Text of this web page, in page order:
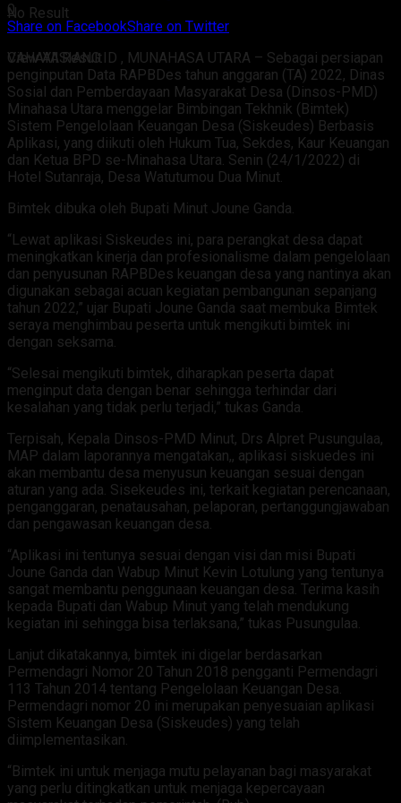
No Result
View All Result
0
Share on FacebookShare on Twitter
CAHAYASIANG.ID , MUNAHASA UTARA – Sebagai persiapan
penginputan Data RAPBDes tahun anggaran (TA) 2022, Dinas
Sosial dan Pemberdayaan Masyarakat Desa (Dinsos-PMD)
Minahasa Utara menggelar Bimbingan Tekhnik (Bimtek)
Sistem Pengelolaan Keuangan Desa (Siskeudes) Berbasis
Aplikasi, yang diikuti oleh Hukum Tua, Sekdes, Kaur Keuangan
dan Ketua BPD se-Minahasa Utara. Senin (24/1/2022) di
Hotel Sutanraja, Desa Watutumou Dua Minut.
Bimtek dibuka oleh Bupati Minut Joune Ganda.
“Lewat aplikasi Siskeudes ini, para perangkat desa dapat
meningkatkan kinerja dan profesionalisme dalam pengelolaan
dan penyusunan RAPBDes keuangan desa yang nantinya akan
digunakan sebagai acuan kegiatan pembangunan sepanjang
tahun 2022,” ujar Bupati Joune Ganda saat membuka Bimtek
seraya menghimbau peserta untuk mengikuti bimtek ini
dengan seksama.
“Selesai mengikuti bimtek, diharapkan peserta dapat
menginput data dengan benar sehingga terhindar dari
kesalahan yang tidak perlu terjadi,” tukas Ganda.
Terpisah, Kepala Dinsos-PMD Minut, Drs Alpret Pusungulaa,
MAP dalam laporannya mengatakan,, aplikasi siskuedes ini
akan membantu desa menyusun keuangan sesuai dengan
aturan yang ada. Sisekeudes ini, terkait kegiatan perencanaan,
penganggaran, penatausahan, pelaporan, pertanggungjawaban
dan pengawasan keuangan desa.
“Aplikasi ini tentunya sesuai dengan visi dan misi Bupati
Joune Ganda dan Wabup Minut Kevin Lotulung yang tentunya
sangat membantu penggunaan keuangan desa. Terima kasih
kepada Bupati dan Wabup Minut yang telah mendukung
kegiatan ini sehingga bisa terlaksana,” tukas Pusungulaa.
Lanjut dikatakannya, bimtek ini digelar berdasarkan
Permendagri Nomor 20 Tahun 2018 pengganti Permendagri
113 Tahun 2014 tentang Pengelolaan Keuangan Desa.
Permendagri nomor 20 ini merupakan penyesuaian aplikasi
Sistem Keuangan Desa (Siskeudes) yang telah
diimplementasikan.
“Bimtek ini untuk menjaga mutu pelayanan bagi masyarakat
yang perlu ditingkatkan untuk menjaga kepercayaan